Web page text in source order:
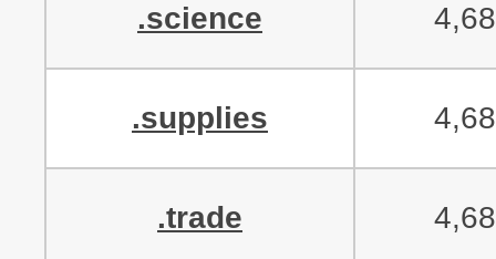
.science
.supplies
.trade